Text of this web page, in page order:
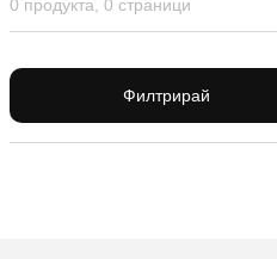
0 продукта, 0 страници
Филтрирай